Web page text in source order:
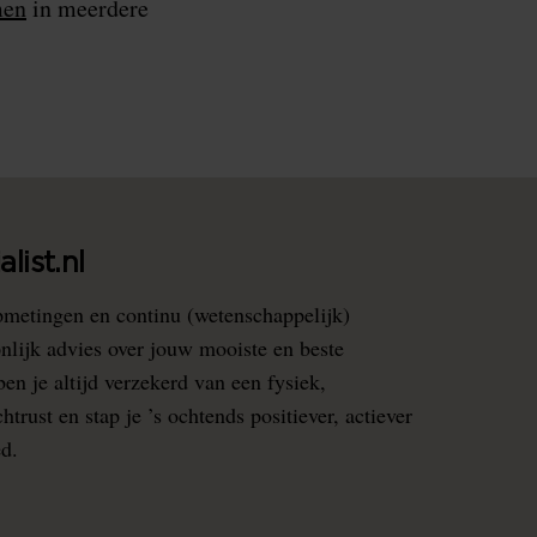
in meerdere
en continu (wetenschappelijk)
advies over jouw mooiste en beste
je altijd verzekerd van een fysiek,
en stap je ’s ochtends positiever, actiever